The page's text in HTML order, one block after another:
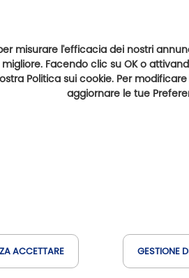
misurare l'efficacia dei nostri
Facendo clic su OK o
Politica sui cookie. Per
aggiornare le tue
ACCETTARE GESTIONE